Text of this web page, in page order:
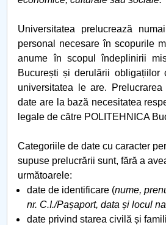
Universitatea prelucrează
personal necesare în scopurile
anume în scopul îndeplinirii
București și derulării obligațiilor
universitatea le are.
date are la bază necesitatea
legale de către POLITEHNICA
Categoriile de date cu caracter
supuse prelucrării sunt, fără a
următoarele:
date de identificare (nume,
nr. C.I./Pașaport, data și locul
date privind starea civilă și